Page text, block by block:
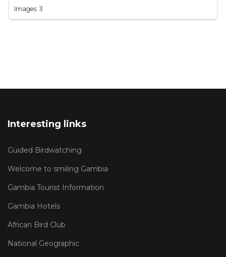
Images: 3
Interesting links
Guided Birdwatching
Welcome to smiling Gambia
Gambia Tourist Information
Gambia Hotels
African Bird Club
National Geographic